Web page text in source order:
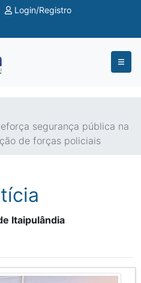
Login/Registro
segurança pública na
de forças policiais
Itaipulândia